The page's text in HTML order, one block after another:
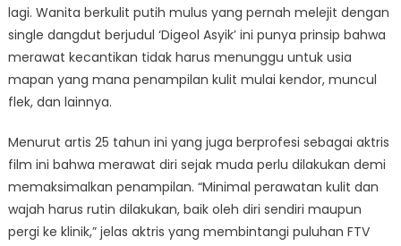
lagi. Wanita berkulit putih mulus yang pernah melejit dengan
single dangdut berjudul ‘Digeol Asyik’ ini punya prinsip bahwa
merawat kecantikan tidak harus menunggu untuk usia
mapan yang mana penampilan kulit mulai kendor, muncul
flek, dan lainnya.
Menurut artis 25 tahun ini yang juga berprofesi sebagai aktris
film ini bahwa merawat diri sejak muda perlu dilakukan demi
memaksimalkan penampilan. “Minimal perawatan kulit dan
wajah harus rutin dilakukan, baik oleh diri sendiri maupun
pergi ke klinik,” jelas aktris yang membintangi puluhan FTV